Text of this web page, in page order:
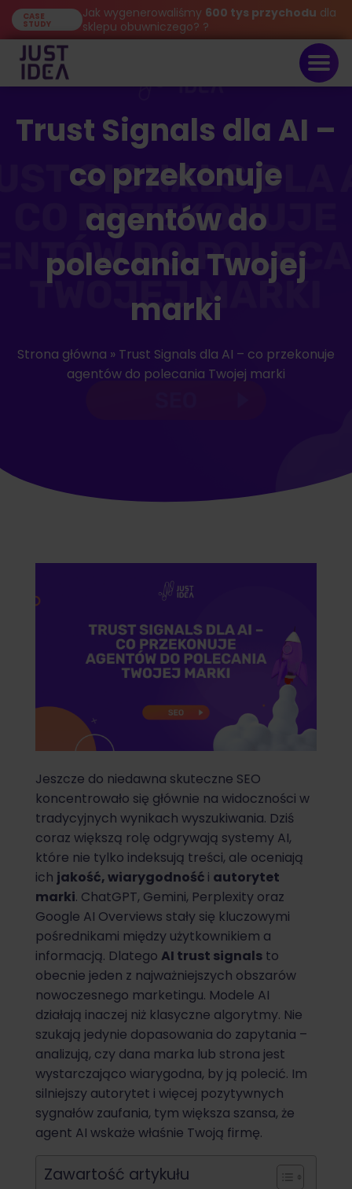
CASE
STUDY
Jak wygenerowaliśmy 600 tys przychodu dla
sklepu obuwniczego? ?
Trust Signals dla AI –
co przekonuje
agentów do
polecania Twojej
marki
Strona główna » Trust Signals dla AI – co przekonuje
agentów do polecania Twojej marki
Jeszcze do niedawna skuteczne SEO
koncentrowało się głównie na widoczności w
tradycyjnych wynikach wyszukiwania. Dziś
coraz większą rolę odgrywają systemy AI,
które nie tylko indeksują treści, ale oceniają
ich jakość, wiarygodność i autorytet
marki. ChatGPT, Gemini, Perplexity oraz
Google AI Overviews stały się kluczowymi
pośrednikami między użytkownikiem a
informacją. Dlatego AI trust signals to
obecnie jeden z najważniejszych obszarów
nowoczesnego marketingu. Modele AI
działają inaczej niż klasyczne algorytmy. Nie
szukają jedynie dopasowania do zapytania –
analizują, czy dana marka lub strona jest
wystarczająco wiarygodna, by ją polecić. Im
silniejszy autorytet i więcej pozytywnych
sygnałów zaufania, tym większa szansa, że
agent AI wskaże właśnie Twoją firmę.
Zawartość artykułu